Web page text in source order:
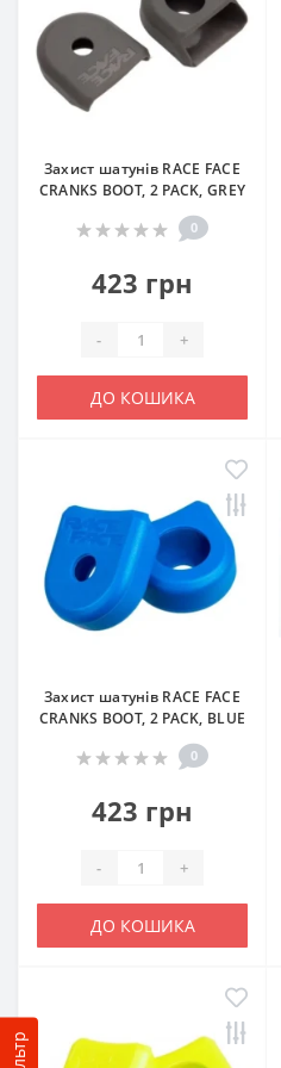
Захист шатунів RACE FACE
CRANKS BOOT, 2 PACK, GREY
0
423 грн
- +
ДО КОШИКА
Захист шатунів RACE FACE
CRANKS BOOT, 2 PACK, BLUE
0
423 грн
- +
ДО КОШИКА